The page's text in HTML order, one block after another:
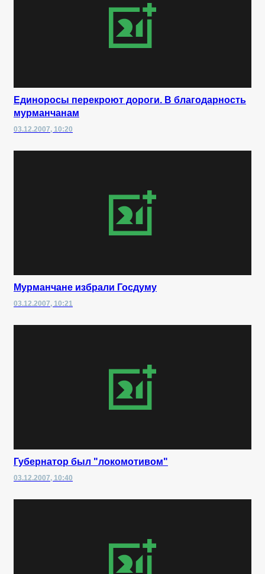
Единоросы перекроют дороги. В благодарность
мурманчанам
03.12.2007, 10:20
Мурманчане избрали Госдуму
03.12.2007, 10:21
Губернатор был "локомотивом"
03.12.2007, 10:40